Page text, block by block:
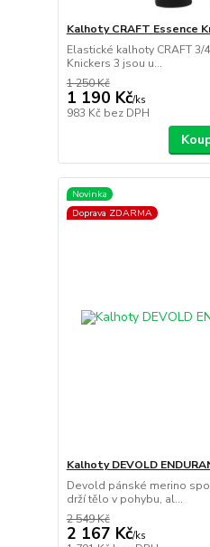
Kalhoty CRAFT Essence
Elastické kalhoty CRAFT 3/
Knickers 3 jsou u...
1 250 Kč
1 190 Kč/ks
983 Kč bez DPH
Novinka
Doprava ZDARMA
Kalhoty DEVOLD
Devold pánské merino
drží tělo v pohybu, al...
2 549 Kč
2 167 Kč/ks